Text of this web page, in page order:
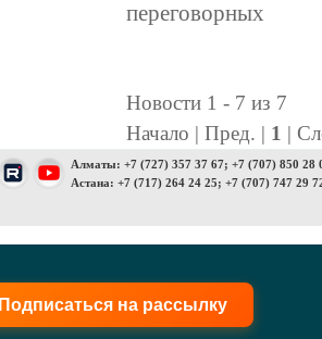
переговорных
Новости 1 - 7 из 7
Начало | Пред. | 1 |
Алматы: +7 (727) 357 37 67; +7 (707) 850 28
Астана: +7 (717) 264 24 25; +7 (707) 747 29
Подписаться на рассылку